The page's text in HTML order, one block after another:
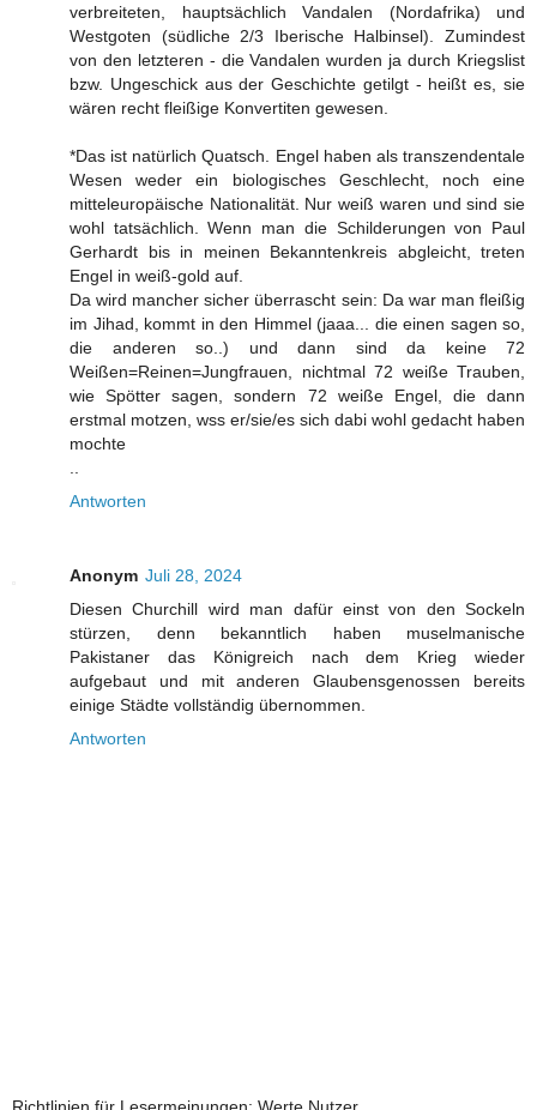
verbreiteten, hauptsächlich Vandalen (Nordafrika) und
Westgoten (südliche 2/3 Iberische Halbinsel). Zumindest
von den letzteren - die Vandalen wurden ja durch Kriegslist
bzw. Ungeschick aus der Geschichte getilgt - heißt es, sie
wären recht fleißige Konvertiten gewesen.
*Das ist natürlich Quatsch. Engel haben als transzendentale
Wesen weder ein biologisches Geschlecht, noch eine
mitteleuropäische Nationalität. Nur weiß waren und sind sie
wohl tatsächlich. Wenn man die Schilderungen von Paul
Gerhardt bis in meinen Bekanntenkreis abgleicht, treten
Engel in weiß-gold auf.
Da wird mancher sicher überrascht sein: Da war man fleißig
im Jihad, kommt in den Himmel (jaaa... die einen sagen so,
die anderen so..) und dann sind da keine 72
Weißen=Reinen=Jungfrauen, nichtmal 72 weiße Trauben,
wie Spötter sagen, sondern 72 weiße Engel, die dann
erstmal motzen, wss er/sie/es sich dabi wohl gedacht haben
mochte
Antworten
Anonym Juli 28, 2024
Diesen Churchill wird man dafür einst von den Sockeln
stürzen, denn bekanntlich haben muselmanische
Pakistaner das Königreich nach dem Krieg wieder
aufgebaut und mit anderen Glaubensgenossen bereits
einige Städte vollständig übernommen.
Antworten